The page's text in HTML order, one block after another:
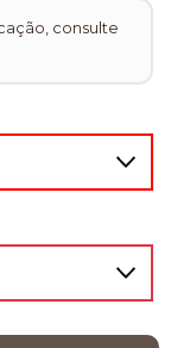
consulte